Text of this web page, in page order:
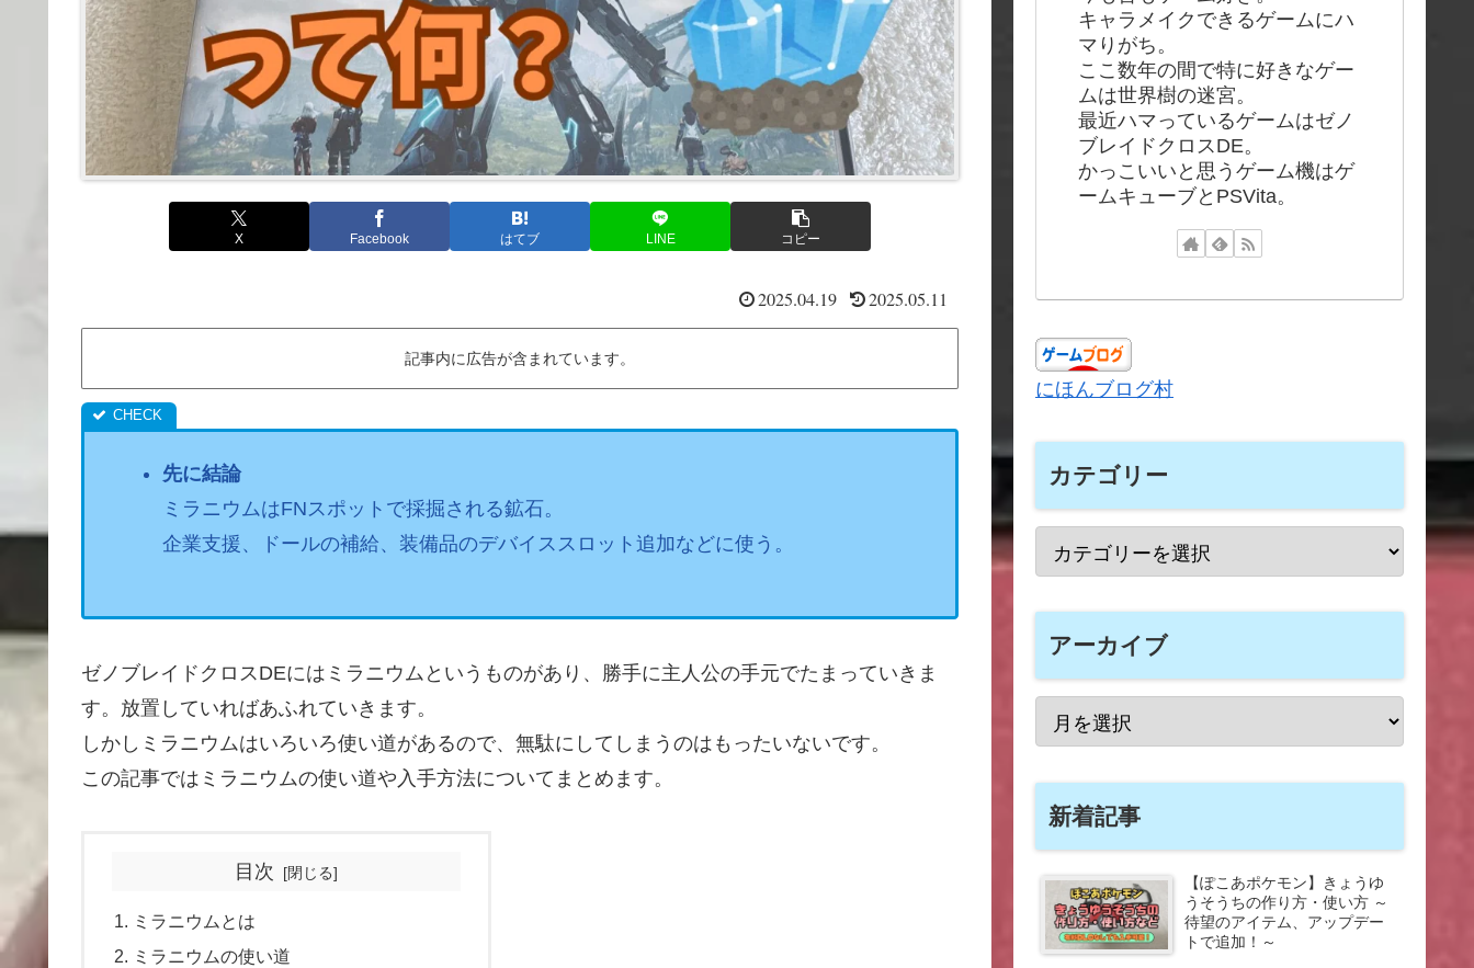
X Facebook はてブ LINE コピー
2025.04.19 2025.05.11
記事内に広告が含まれています。
先に結論
ミラニウムはFNスポットで採掘される鉱石。
企業支援、ドールの補給、装備品のデバイススロット追加などに使う。
ゼノブレイドクロスDEにはミラニウムというものがあり、勝手に主人公の手元でたまっていきま
す。放置していればあふれていきます。
しかしミラニウムはいろいろ使い道があるので、無駄にしてしまうのはもったいないです。
この記事ではミラニウムの使い道や入手方法についてまとめます。
目次
ミラニウムとは
ミラニウムの使い道
キャラメイクできるゲームにハ
マりがち。
ここ数年の間で特に好きなゲー
ムは世界樹の迷宮。
最近ハマっているゲームはゼノ
ブレイドクロスDE。
かっこいいと思うゲーム機はゲ
ームキューブとPSVita。
にほんブログ村
カテゴリー
アーカイブ
新着記事
【ぽこあポケモン】きょうゆ
うそうちの作り方・使い方 ～
待望のアイテム、アップデー
トで追加！～